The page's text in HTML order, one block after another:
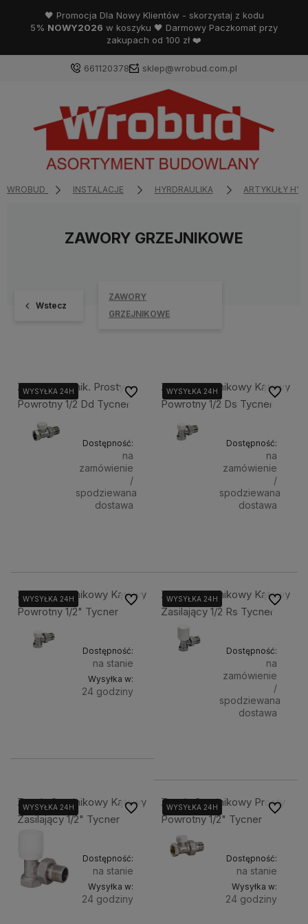
🖤 Promocja Dla Nowy Klientów - skorzystaj z kodu
5% NOWY2026 w koszyku 🖤 Darmowy Paczkomat przy
zakupach od 100 zł ❤️
661120378 sklep@wrobud.com.pl
WROBUD INSTALACJE HYRDRAULIKA ARTYKUŁY
ZAWORY GRZEJNIKOWE
Wstecz
ZAWORY
GRZEJNIKOWE
Zawór Grzejnik. Prosty
Powrotny 1/2 Dd Tycner
WYSYŁKA 24H
WYSYŁKA 24H
Dostępność:
na
zamówienie
/
spodziewana
dostawa
Do ulubionychZawór Grzejnikowy Kątowy
Powrotny 1/2 Ds Tycner
WYSYŁKA 24H
WYSYŁKA 24H
Dostępność:
na
zamówienie
/
spodziewana
dostawa
Do
Zawór Grzejnikowy Kątowy
Powrotny 1/2" Tycner
WYSYŁKA 24H
WYSYŁKA 24H
Dostępność:
na stanie
Wysyłka w:
24 godziny
Do ulubionychZawór Grzejnikowy Kątowy
Zasilający 1/2 Rs Tycner
WYSYŁKA 24H
WYSYŁKA 24H
Dostępność:
na
zamówienie
/
spodziewana
dostawa
Do
Zawór Grzejnikowy Kątowy
Zasilający 1/2" Tycner
WYSYŁKA 24H
Dostępność:
na stanie
Wysyłka w:
24 godziny
Do ulubionychZawór Grzejnikowy Prosty
Powrotny 1/2" Tycner
WYSYŁKA 24H
Dostępność:
na stanie
Wysyłka w:
24 godziny
Do